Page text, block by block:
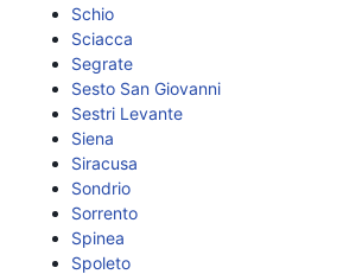
Schio
Sciacca
Segrate
Sesto San Giovanni
Sestri Levante
Siena
Siracusa
Sondrio
Sorrento
Spinea
Spoleto